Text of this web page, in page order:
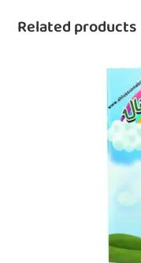
Related products